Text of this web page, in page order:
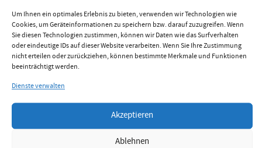
Um Ihnen ein optimales Erlebnis zu bieten, verwenden wir Technologien wie
Cookies, um Geräteinformationen zu speichern bzw. darauf zuzugreifen. Wenn
Sie diesen Technologien zustimmen, können wir Daten wie das Surfverhalten
oder eindeutige IDs auf dieser Website verarbeiten. Wenn Sie Ihre Zustimmung
nicht erteilen oder zurückziehen, können bestimmte Merkmale und Funktionen
beeinträchtigt werden.
Dienste verwalten
Akzeptieren
Ablehnen
aus der Einwirkung eines der obigen Wetter- und Naturphänomen
resultieren, ebenso wie sogenannte unvermeidliche Folgen, etwa
Aufräum- oder Abbrucharbeiten.
Jetzt Sturmversicherung vergleichen
Worauf Sie beim Versicherungsabschluss
Wert legen sollten
Ob Sie nun eine Haushalts- oder Eigenheimversicherung abschließen,
der Baustein Sturmversicherung wirkt sich auf die Gesamtkosten nur
minimal aus – im Schnitt können Sie mit einem Kostenanteil von 4 – 5